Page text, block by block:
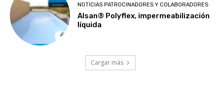
NOTICIAS PATROCINADORES Y COLABORADORES
Alsan® Polyflex, impermeabilización
líquida
Cargar más